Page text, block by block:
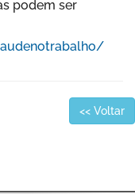
podem ser
<< Voltar